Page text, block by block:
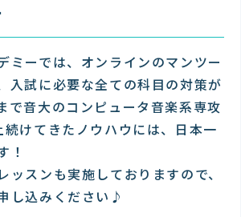
ミーでは、オンラインのマンツー
入試に必要な全ての科目の対策が
で音大のコンピュータ音楽系専攻
けてきたノウハウには、日本一
！
ッスンも実施しておりますので、
し込みください♪